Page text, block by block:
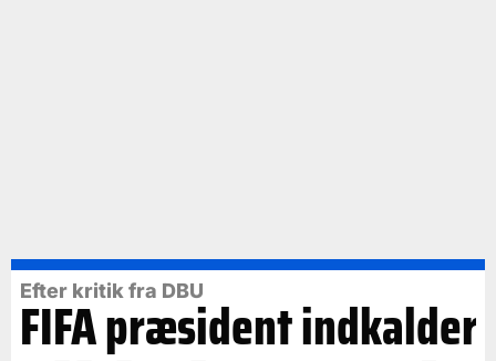
Efter kritik fra DBU
FIFA præsident indkalder